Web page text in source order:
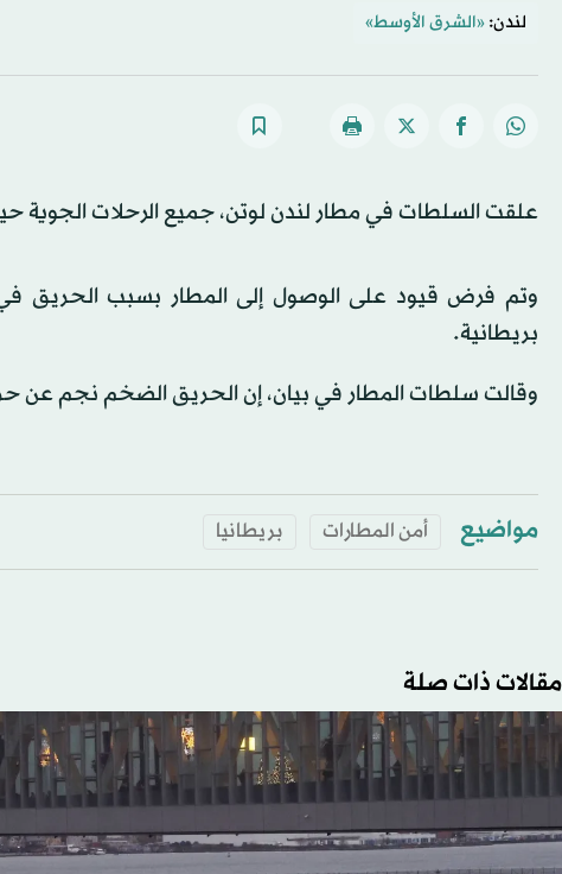
لندن: «الشرق الأوسط»
علقت السلطات في مطار لندن لوتن، جميع الرحلات
بريطانية.
وقالت سلطات المطار في بيان، إن الحريق الضخم نجم عن
مواضيع أمن المطارات بريطانيا
مقالات ذات صلة